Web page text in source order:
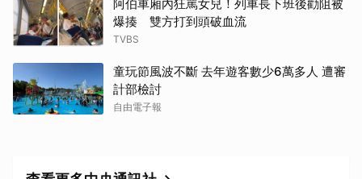
阿伯車廂內狂罵女兒！列車長下班後勸阻被
爆揍 雙方打到頭破血流
TVBS
童玩節風波不斷 去年遊客數少6萬多人 遭審
計部檢討
自由電子報